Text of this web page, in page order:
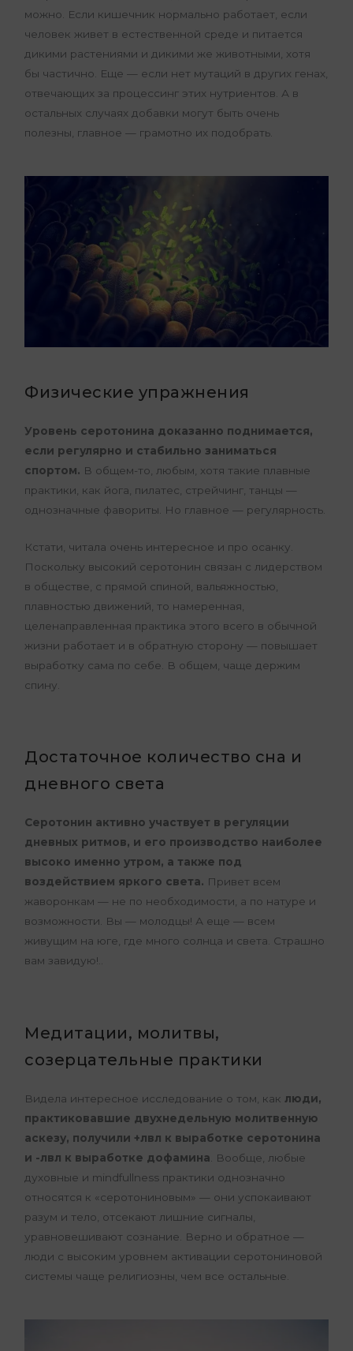
можно. Если кишечник нормально работает, если
человек живет в естественной среде и питается
дикими растениями и дикими же животными, хотя
бы частично. Еще — если нет мутаций в других генах,
отвечающих за процессинг этих нутриентов. А в
остальных случаях добавки могут быть очень
полезны, главное — грамотно их подобрать.
Физические упражнения
Уровень серотонина доказанно поднимается,
если регулярно и стабильно заниматься
спортом. В общем-то, любым, хотя такие плавные
практики, как йога, пилатес, стрейчинг, танцы —
однозначные фавориты. Но главное — регулярность.
Кстати, читала очень интересное и про осанку.
Поскольку высокий серотонин связан с лидерством
в обществе, с прямой спиной, вальяжностью,
плавностью движений, то намеренная,
целенаправленная практика этого всего в обычной
жизни работает и в обратную сторону — повышает
выработку сама по себе. В общем, чаще держим
спину.
Достаточное количество сна и
дневного света
Серотонин активно участвует в регуляции
дневных ритмов, и его производство наиболее
высоко именно утром, а также под
воздействием яркого света. Привет всем
жаворонкам — не по необходимости, а по натуре и
возможности. Вы — молодцы! А еще — всем
живущим на юге, где много солнца и света. Страшно
вам завидую!..
Медитации, молитвы,
созерцательные практики
Видела интересное исследование о том, как люди,
практиковавшие двухнедельную молитвенную
аскезу, получили +лвл к выработке серотонина
и -лвл к выработке дофамина. Вообще, любые
духовные и mindfullness практики однозначно
относятся к «серотониновым» — они успокаивают
разум и тело, отсекают лишние сигналы,
уравновешивают сознание. Верно и обратное —
люди с высоким уровнем активации серотониновой
системы чаще религиозны, чем все остальные.